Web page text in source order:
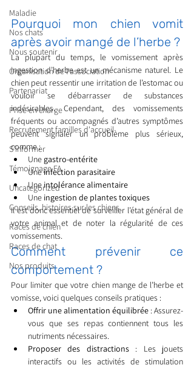
Maladie
Nos chats
Nous soutenir
Organisation de l'association
Partenariat
Prise en charge
Recrutement familles d'accueil
S'informer
Témoignage FA
Uncategorized
Conseils, histoires sur les chiens
Races de chien
Races de chat
Nos produits
Pourquoi mon chien vomit
après avoir mangé de l’herbe ?
La plupart du temps, le vomissement après
ingestion d’herbe est un mécanisme naturel. Le
chien peut ressentir une irritation de l’estomac ou
vouloir se débarrasser de substances
indésirables. Cependant, des vomissements
fréquents ou accompagnés d’autres symptômes
peuvent signaler un problème plus sérieux,
comme :
Une gastro-entérite
Une infection parasitaire
Une intolérance alimentaire
Une ingestion de plantes toxiques
Il est donc essentiel de surveiller l’état général de
votre animal et de noter la régularité de ces
vomissements.
Comment prévenir ce
comportement ?
Pour limiter que votre chien mange de l’herbe et
vomisse, voici quelques conseils pratiques :
Offrir une alimentation équilibrée : Assurez-
vous que ses repas contiennent tous les
nutriments nécessaires.
Proposer des distractions : Les jouets
interactifs ou les activités de stimulation